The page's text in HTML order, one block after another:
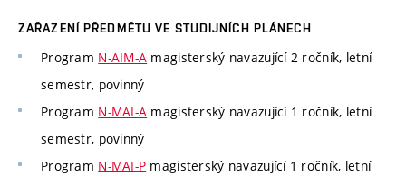
ZAŘAZENÍ PŘEDMĚTU VE STUDIJNÍCH PLÁNECH
Program N-AIM-A magisterský navazující 2 ročník, letní
semestr, povinný
Program N-MAI-A magisterský navazující 1 ročník, letní
semestr, povinný
Program N-MAI-P magisterský navazující 1 ročník, letní